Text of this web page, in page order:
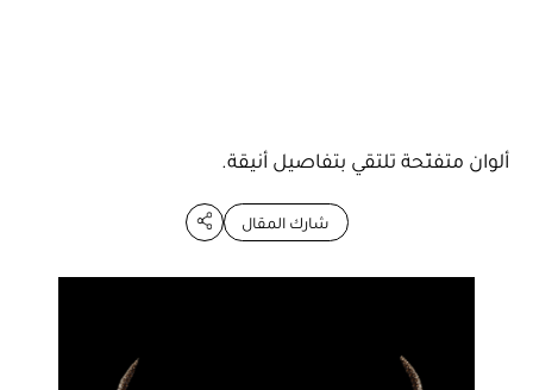
ألوان متفتّحة تلتقي بتفاصيل أنيقة.
شارك المقال